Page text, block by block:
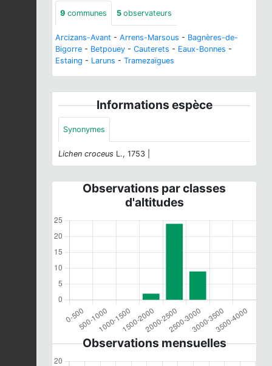
9 communes 5 observateurs
Arcizans-Avant - Arrens-Marsous - Bagnères-de-
Bigorre - Betpouey - Cauterets - Eaux-Bonnes -
Estaing - Laruns - Tramezaïgues
Informations espèce
Synonymes
Lichen croceus L., 1753 |
Observations par classes
d'altitudes
Observations mensuelles